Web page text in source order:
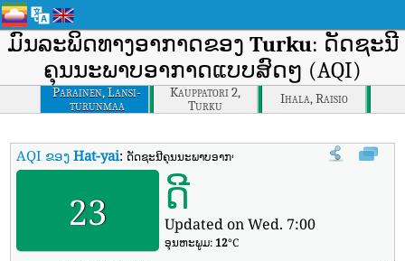
ມົນລະພິດທາງອາກາດຂອງ Turku: ດັດຊະນີ
ຄຸນນະພາບອາກາດແບບສົດໆ (AQI)
Parainen, Lansi-
turunmaa
Kauppatori 2,
Turku
Ihala, Raisio
AQI ຂອງHat-yai: ດັດຊະນີຄຸນນະພາບອາກາດຕາມເວລາຈິງຂອງ Hat-yai (AQI).
23 ດີ
Updated on Wed. 7:00
ອຸນ​ຫະ​ພູມ: 12°C